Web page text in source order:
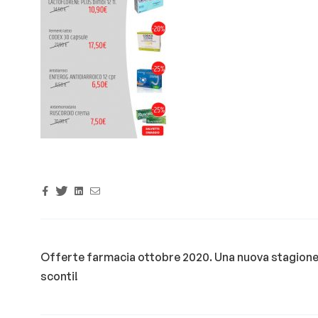
Facebook
TwitterLinkedin
Offerte farmacia ottobre 2020. Una nuova
sconti!